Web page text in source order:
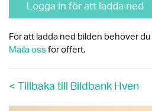
Logga in för att ladda ned
För att ladda ned bilden behöver du
Maila oss för offert.
< Tillbaka till Bildbank Hven